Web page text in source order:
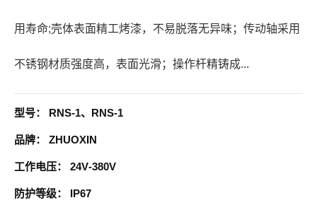
用寿命;壳体表面精工烤漆，不易脱落无异味；传动轴采用
不锈钢材质强度高，表面光滑；操作杆精铸成...
型号： RNS-1、RNS-1
品牌： ZHUOXIN
工作电压： 24V-380V
防护等级： IP67